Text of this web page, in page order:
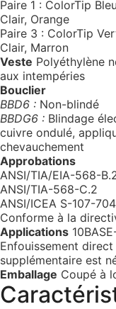
Paire 1 : ColorTip
Clair, Orange
Paire 3 : ColorTip
Clair, Marron
Veste Polyéthylène
aux intempéries
Bouclier
BBD6 : Non-blindé
BBDG6 : Blindage
cuivre ondulé,
chevauchement
Approbations
ANSI/TIA/EIA-568-
ANSI/TIA-568-C.2
ANSI/ICEA S-107-
Conforme à la
Applications
Enfouissement
supplémentaire est
Emballage Coupé à